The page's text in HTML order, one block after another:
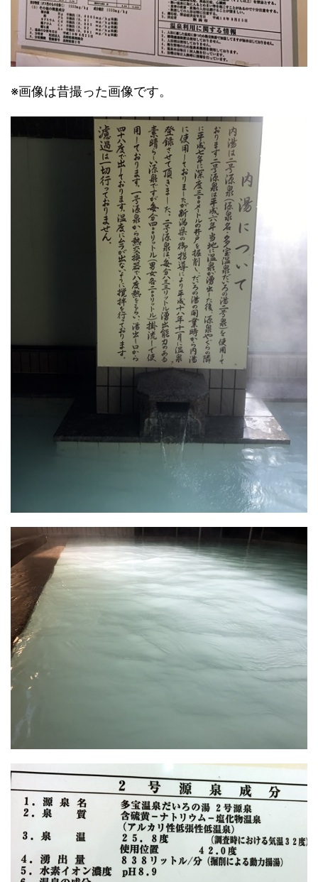
※画像は昔撮った画像です。